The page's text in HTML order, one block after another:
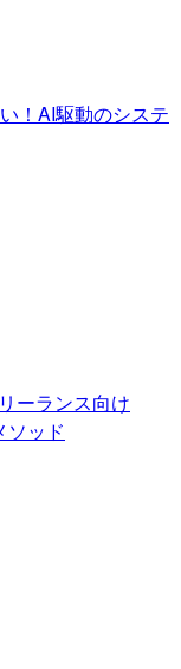
！AI駆動のシステ
ーランス向け
ソッド